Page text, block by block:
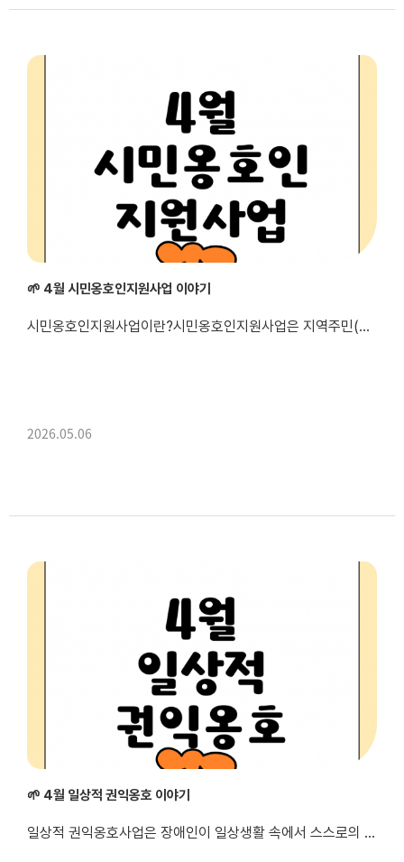
🌱 4월 시민옹호인지원사업 이야기
시민옹호인지원사업이란?시민옹호인지원사업은 지역주민(시민옹호인)과 장애당사자(피옹호인)가 1:1로 매칭되어, 일상 속 다양한 활동을 함께하며 관계를 형성하고 지역사회 안에서 함께 살아갈 수 있도록 지원하는 사업입니다. 이를 통해 장애인의 사회참여 기회를 확대하고, 정서적 지지와 권익 향상을 도모하고자 합니다.
안녕하세요 😊광양시 중�...
2026.05.06
🌱 4월 일상적 권익옹호 이야기
일상적 권익옹호사업은 장애인이 일상생활 속에서 스스로의 권리를 인식하고 표현하며, 주체적으로 선택하고 결정할 수 있도록 지원하는 사업입니다. 다양한 생활 영역(일상생활, 문화·여가활동, 지역사회 참여 등)에서 권익옹호를 실천할 수 있는 기회를 제공하고, 교육·캠페인·체험 활동 등을 통해 권익옹호 역량을 강화합니다. 이를...